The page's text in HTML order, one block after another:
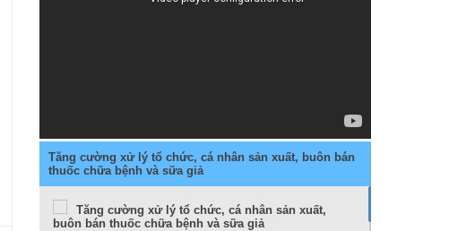
Tăng cường xử lý tổ chức, cá nhân sản xuất, buôn bán
thuốc chữa bệnh và sữa giả
Tăng cường xử lý tổ chức, cá nhân sản xuất,
buôn bán thuốc chữa bệnh và sữa giả